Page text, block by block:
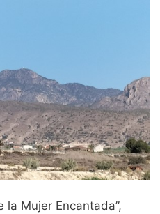
la Mujer Encantada”,